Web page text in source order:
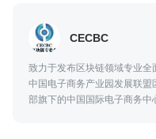
CECBC
致力于发布区块链领域专业全
中国电子商务产业园发展联
部旗下的中国国际电子商务中